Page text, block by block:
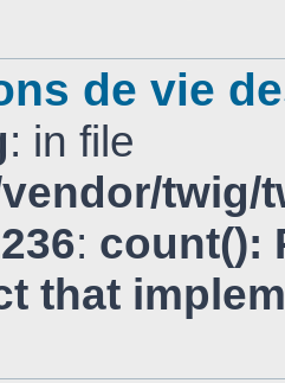
de vie
: in file
: count():
that